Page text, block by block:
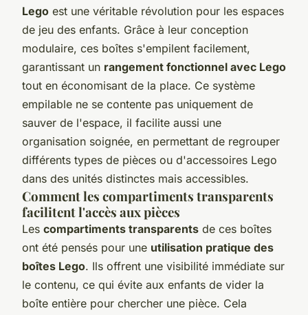
Lego est une véritable révolution pour les espaces
de jeu des enfants. Grâce à leur conception
modulaire, ces boîtes s'empilent facilement,
garantissant un rangement fonctionnel avec Lego
tout en économisant de la place. Ce système
empilable ne se contente pas uniquement de
sauver de l'espace, il facilite aussi une
organisation soignée, en permettant de regrouper
différents types de pièces ou d'accessoires Lego
dans des unités distinctes mais accessibles.
Comment les compartiments transparents
facilitent l'accès aux pièces
Les compartiments transparents de ces boîtes
ont été pensés pour une utilisation pratique des
boîtes Lego. Ils offrent une visibilité immédiate sur
le contenu, ce qui évite aux enfants de vider la
boîte entière pour chercher une pièce. Cela